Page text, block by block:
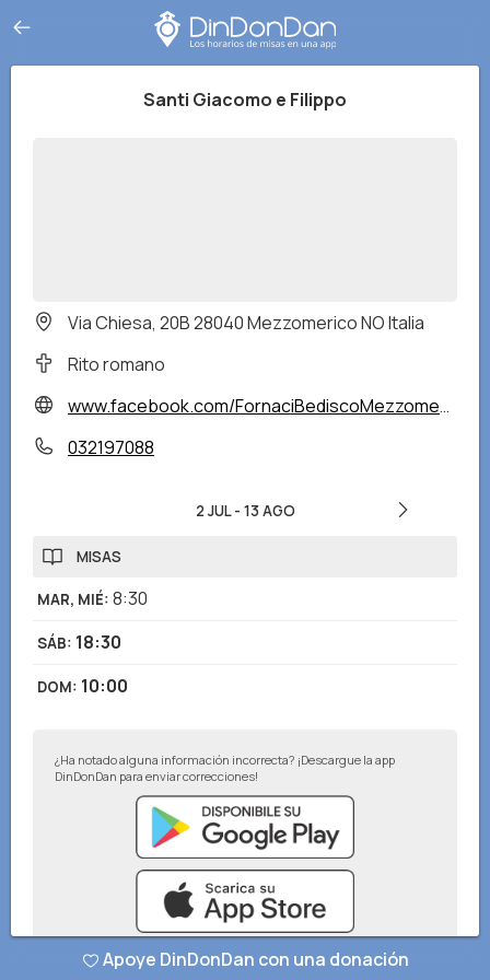
Santi Giacomo e Filippo
Via Chiesa, 20B 28040 Mezzomerico NO Italia
Rito romano
www.facebook.com/FornaciBediscoMezzomerico/?locale=it_IT
032197088
2 JUL- 13 AGO
MISAS
MAR, MIÉ: 8:30
SÁB: 18:30
DOM: 10:00
¿Ha notado alguna información incorrecta? ¡Descargue la app
DinDonDan para enviar correcciones!
Apoye DinDonDan con una donación